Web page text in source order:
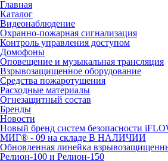
Главная
Каталог
Видеонаблюдение
Охранно-пожарная сигнализация
Контроль управления доступом
Домофоны
Оповещение и музыкальная трансляция
Взрывозащищенное оборудование
Средства пожаротушения
Расходные материалы
Огнезащитный состав
Бренды
Новости
Новый бренд систем безопасности
МИГ® - 09 на складе В НАЛИЧИИ
Обновленная линейка
Релион-100 и Релион-150